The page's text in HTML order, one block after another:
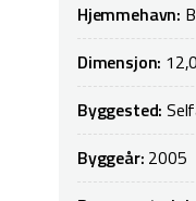
Hjemmehavn:
Dimensjon:
Byggested:
Byggeår: 2005